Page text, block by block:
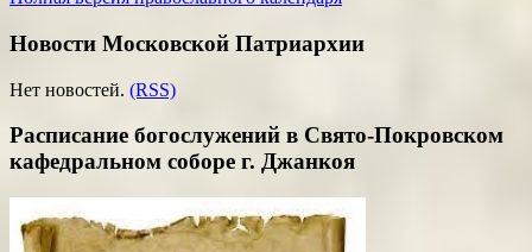
Новости Московской Патриархии
Нет новостей. (RSS)
Расписание богослужений в Свято-Покровском
кафедральном соборе г. Джанкоя